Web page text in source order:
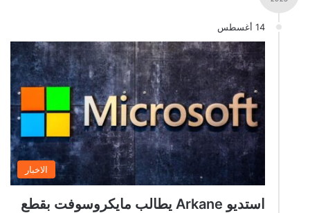
14 أغسطس
الاخبار
استديو Arkane يطالب مايكروسوفت بقطع